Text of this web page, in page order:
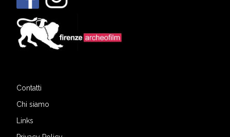
Contatti
Chi siamo
Links